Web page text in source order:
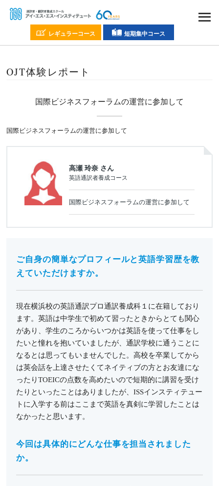
レギュラーコース 短期集中コース
OJT体験レポート
国際ビジネスフォーラムの運営に参加して
国際ビジネスフォーラムの運営に参加して
高瀬 玲奈 さん
英語通訳者養成コース
国際ビジネスフォーラムの運営に参加して
ご自身の簡単なプロフィールと英語学習歴を教
えていただけますか。
現在横浜校の英語通訳プロ通訳養成科１に在籍しており
ます。英語は中学生で初めて習ったときからとても関心
があり、学生のころからいつかは英語を使って仕事をし
たいと憧れを抱いていましたが、通訳学校に通うことに
なるとは思ってもいませんでした。高校を卒業してから
は英会話を上達させたくてネイティブの方とお友達にな
ったりTOEICの点数を高めたいので短期的に講習を受け
たりといったことはありましたが、ISSインスティテュー
トに入学する前はここまで英語を真剣に学習したことは
なかったと思います。
今回は具体的にどんな仕事を担当されました
か。